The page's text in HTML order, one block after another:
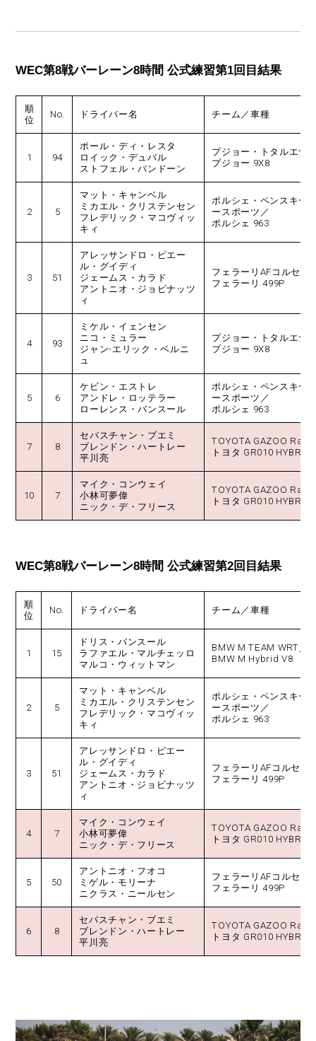
WEC第8戦バーレーン8時間 公式練習第1回目結果
順
位
No. ドライバー名 チーム／車種
1 94
ポール・ディ・レスタ
ロイック・デュバル
ストフェル・バンドーン
プジョー・トタルエナ
プジョー 9X8
2 5
マット・キャンベル
ミカエル・クリステンセン
フレデリック・マコヴィッ
キィ
ポルシェ・ペンスキー
ースポーツ／
ポルシェ 963
3 51
アレッサンドロ・ピエー
ル・グイディ
ジェームス・カラド
アントニオ・ジョビナッツ
ィ
フェラーリAFコルセ／
フェラーリ 499P
4 93
ミケル・イェンセン
ニコ・ミュラー
ジャン-エリック・ベルニ
ュ
プジョー・トタルエナ
プジョー 9X8
5 6
ケビン・エストレ
アンドレ・ロッテラー
ローレンス・バンスール
ポルシェ・ペンスキー
ースポーツ／
ポルシェ 963
7 8
セバスチャン・ブエミ
ブレンドン・ハートレー
平川亮
TOYOTA GAZOO
トヨタ GR010 HYBRID
10 7
マイク・コンウェイ
小林可夢偉
ニック・デ・フリース
TOYOTA GAZOO
トヨタ GR010 HYBRID
WEC第8戦バーレーン8時間 公式練習第2回目結果
順
位
No. ドライバー名 チーム／車種
1 15
ドリス・バンスール
ラファエル・マルチェッロ
マルコ・ウィットマン
BMW M TEAM WRT／
BMW M Hybrid V8
2 5
マット・キャンベル
ミカエル・クリステンセン
フレデリック・マコヴィッ
キィ
ポルシェ・ペンスキー
ースポーツ／
ポルシェ 963
3 51
アレッサンドロ・ピエー
ル・グイディ
ジェームス・カラド
アントニオ・ジョビナッツ
ィ
フェラーリAFコルセ／
フェラーリ 499P
4 7
マイク・コンウェイ
小林可夢偉
ニック・デ・フリース
TOYOTA GAZOO
トヨタ GR010 HYBRID
5 50
アントニオ・フオコ
ミゲル・モリーナ
ニクラス・ニールセン
フェラーリAFコルセ／
フェラーリ 499P
6 8
セバスチャン・ブエミ
ブレンドン・ハートレー
平川亮
TOYOTA GAZOO
トヨタ GR010 HYBRID